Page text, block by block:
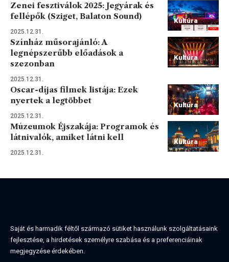
Kultúra
Zenei fesztiválok 2025: Jegyárak és
fellépők (Sziget, Balaton Sound)
2025.12.31.
Kultúra
Színház műsorajánló: A
legnépszerűbb előadások a
szezonban
2025.12.31.
Kultúra
Oscar-díjas filmek listája: Ezek
nyertek a legtöbbet
2025.12.31.
Kultúra
Múzeumok Éjszakája: Programok és
látnivalók, amiket látni kell
2025.12.31.
Saját és harmadik féltől származó sütiket használunk szolgáltatásaink
fejlesztése, a hirdetések személyre szabása és a preferenciáinak
megjegyzése érdekében.